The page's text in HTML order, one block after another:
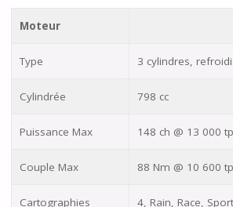
Moteur
Type 3 cylindres,
Cylindrée 798 cc
Puissance Max 148 ch @ 13 000
Couple Max 88 Nm @ 10 600
Cartographies 4, Rain, Race,